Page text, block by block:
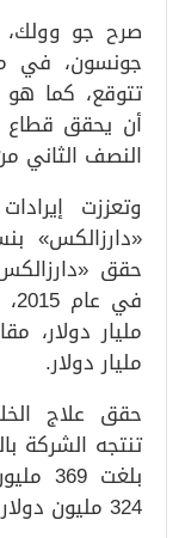
صرح جو وولك،
جونسون، في
تتوقع، كما
أن يحقق قطاع
النصف الثاني
وتعززت
حقق
مليار دولار.
حقق علاج
تنتجه الشركة
بلغت
324 مليون دولار.